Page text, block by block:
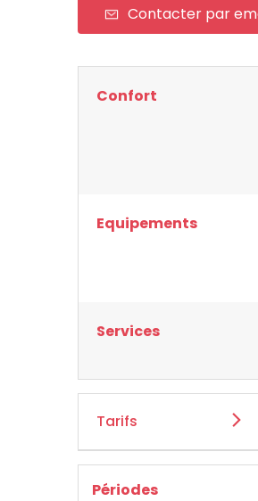
Contacter par
Confort
Equipements
Services
Tarifs
Périodes